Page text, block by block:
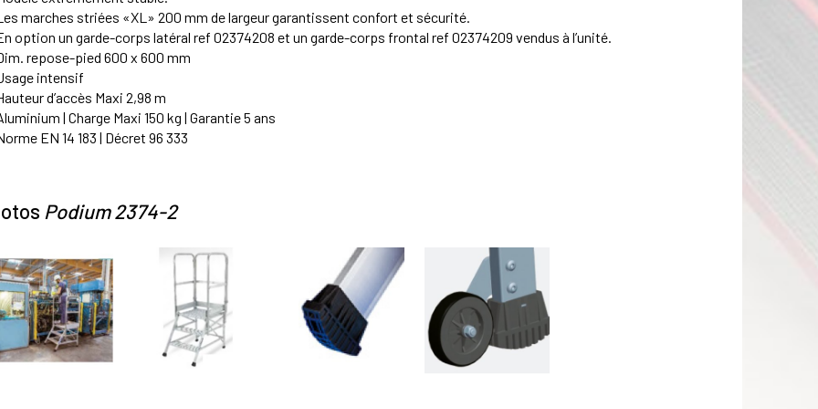
marches striées «XL» 200 mm de largeur garantissent confort et sécurité.
option un garde-corps latéral ref 02374208 et un garde-corps frontal ref 02374209 vendus à l’unité.
repose-pied 600 x 600 mm
intensif
d’accès Maxi 2,98 m
| Charge Maxi 150 kg | Garantie 5 ans
EN 14 183 | Décret 96 333
Podium 2374-2